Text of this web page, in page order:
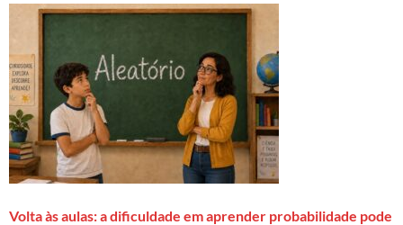
Volta às aulas: a dificuldade em aprender probabilidade pode